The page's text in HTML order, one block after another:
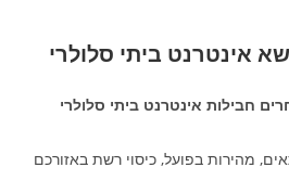
אינטרנט ביתי סלולרי
חבילות אינטרנט ביתי סלולרי
מהירות בפועל, כיסוי רשת באזורכם